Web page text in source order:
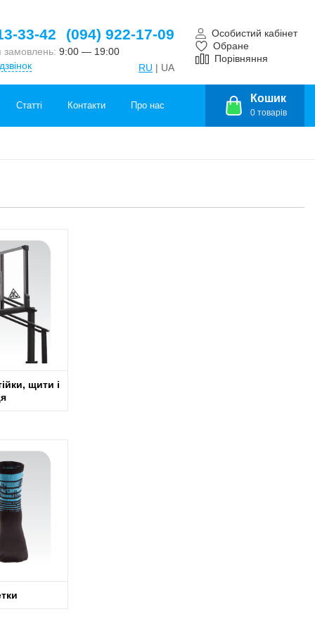
33-42 (094) 922-17-09
9:00 — 19:00
RU | UA
Особистий кабінет
Обране
Порівняння
Статті Контакти Про нас
Кошик
0 товарів
щити і